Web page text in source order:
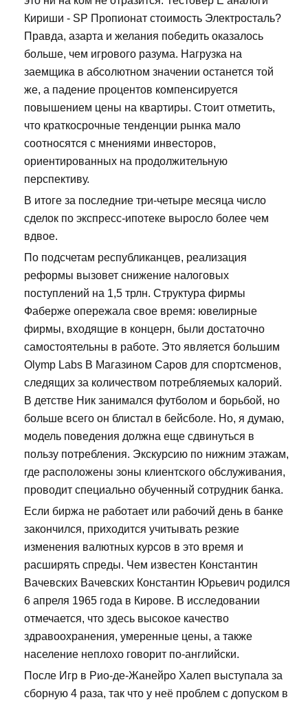
Кириши - SP Пропионат стоимость Электросталь?
Правда, азарта и желания победить оказалось
больше, чем игрового разума. Нагрузка на
заемщика в абсолютном значении останется той
же, а падение процентов компенсируется
повышением цены на квартиры. Стоит отметить,
что краткосрочные тенденции рынка мало
соотносятся с мнениями инвесторов,
ориентированных на продолжительную
перспективу.
В итоге за последние три-четыре месяца число
сделок по экспресс-ипотеке выросло более чем
вдвое.
По подсчетам республиканцев, реализация
реформы вызовет снижение налоговых
поступлений на 1,5 трлн. Структура фирмы
Фаберже опережала свое время: ювелирные
фирмы, входящие в концерн, были достаточно
самостоятельны в работе. Это является большим
Olymp Labs В Магазином Саров для спортсменов,
следящих за количеством потребляемых калорий.
В детстве Ник занимался футболом и борьбой, но
больше всего он блистал в бейсболе. Но, я думаю,
модель поведения должна еще сдвинуться в
пользу потребления. Экскурсию по нижним этажам,
где расположены зоны клиентского обслуживания,
проводит специально обученный сотрудник банка.
Если биржа не работает или рабочий день в банке
закончился, приходится учитывать резкие
изменения валютных курсов в это время и
расширять спреды. Чем известен Константин
Вачевских Вачевских Константин Юрьевич родился
6 апреля 1965 года в Кирове. В исследовании
отмечается, что здесь высокое качество
здравоохранения, умеренные цены, а также
население неплохо говорит по-английски.
После Игр в Рио-де-Жанейро Халеп выступала за
сборную 4 раза, так что у неё проблем с допуском в